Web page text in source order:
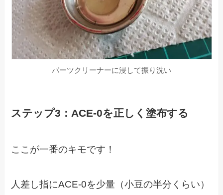
パーツクリーナーに浸して振り洗い
ステップ3：ACE-0を正しく塗布する
ここが一番のキモです！
人差し指にACE-0を少量（小豆の半分くらい）